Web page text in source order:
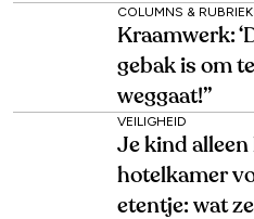
COLUMNS &
Kraamwerk:
gebak is om
weggaat!’’
VEILIGHEID
Je kind alleen
hotelkamer
etentje: wat